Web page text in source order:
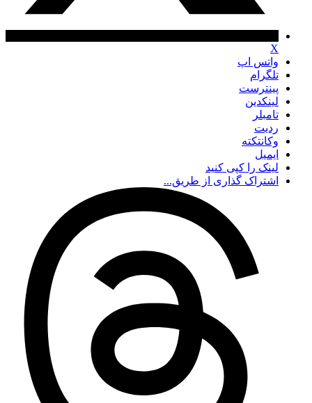
X
واتس اپ
تلگرام
پینترست
لینکدین
تامبلر
ردیت
وکانتکته
ایمیل
لینک را کپی کنید
اشتراک گذاری از طریق...